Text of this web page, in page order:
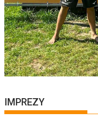
IMPREZY